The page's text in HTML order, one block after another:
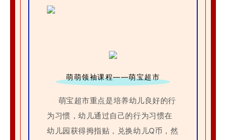
萌萌领袖课程——萌宝超市
萌宝超市重点是培养幼儿良好的行
为习惯，幼儿通过自己的行为习惯在
幼儿园获得拇指贴，兑换幼儿Q币，然